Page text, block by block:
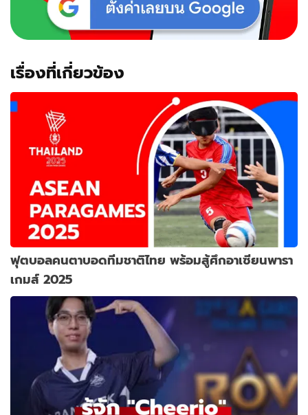
เรื่องที่เกี่ยวข้อง
ฟุตบอลคนตาบอดทีมชาติไทย พร้อมสู้ศึกอาเซียนพารา
เกมส์ 2025